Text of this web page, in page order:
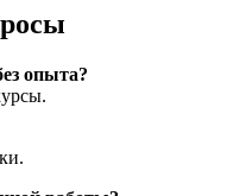
опыта?